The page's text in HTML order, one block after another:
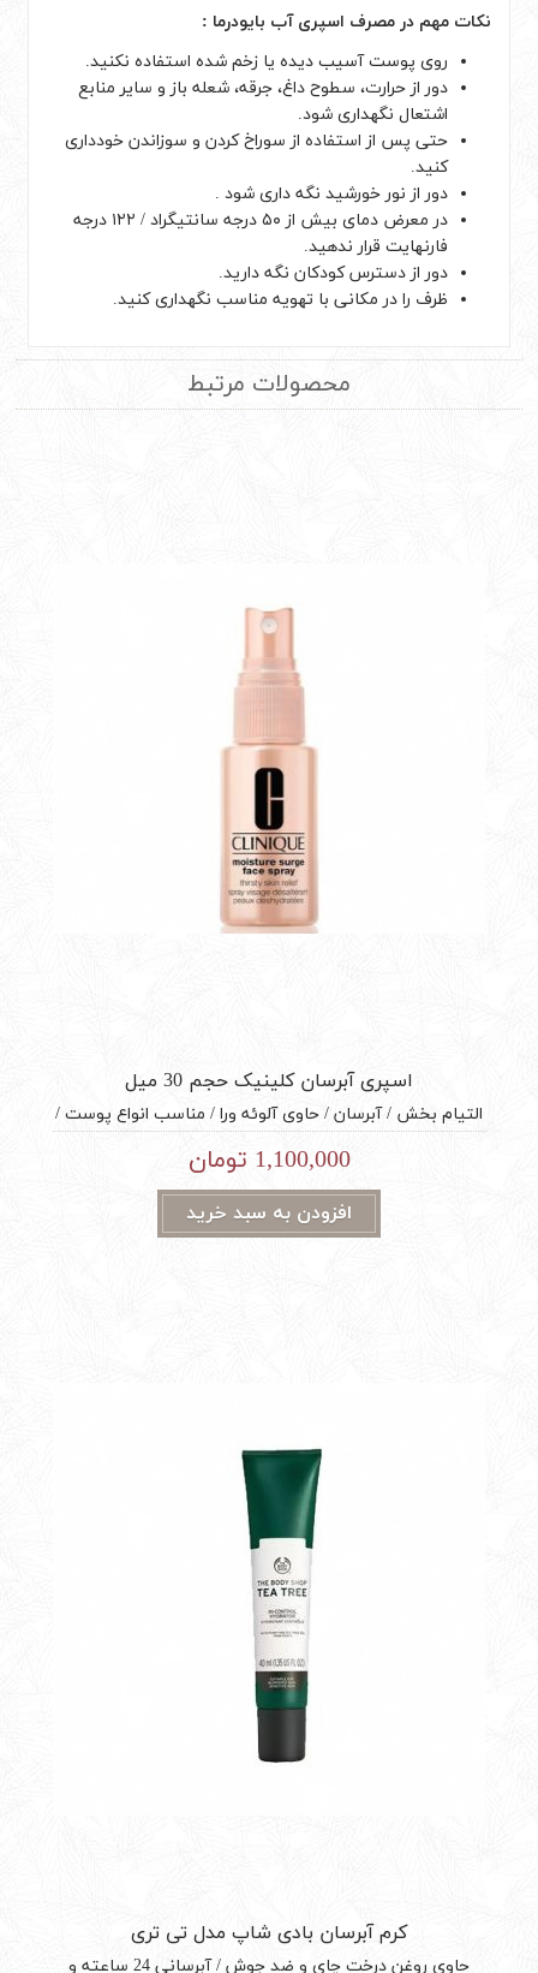
نکات مهم در مصرف اسپری آب بایودرما :
روی پوست آسیب دیده یا زخم شده استفاده نکنید.
دور از حرارت، سطوح داغ، جرقه، شعله باز و سایر منابع
اشتعال نگهداری شود.
حتی پس از استفاده از سوراخ کردن و سوزاندن خودداری
کنید.
دور از نور خورشید نگه داری شود .
در معرض دمای بیش از ۵۰ درجه سانتیگراد / ۱۲۲ درجه
فارنهایت قرار ندهید.
دور از دسترس کودکان نگه دارید.
ظرف را در مکانی با تهویه مناسب نگهداری کنید.
محصولات مرتبط
افزودن به سبد خرید
اسپری آبرسان کلینیک حجم 30 میل
التیام بخش / آبرسان / حاوی آلوئه ورا / مناسب انواع پوست /
محصول کشور آمریکا
1,100,000 تومان
کرم آبرسان بادی شاپ مدل تی تری
حاوی روغن درخت چای و ضد جوش / آبرسانی 24 ساعته و